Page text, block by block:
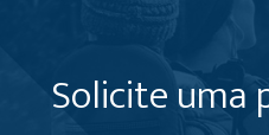
Solicite uma